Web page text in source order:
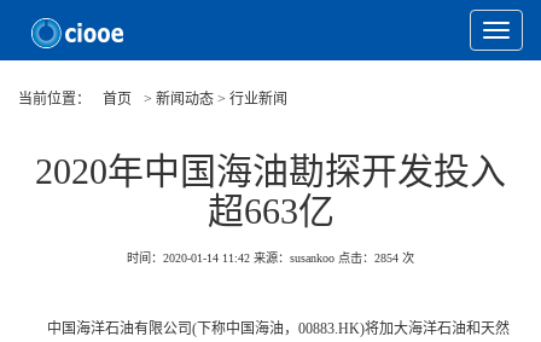
Toggle
当前位置：
首页 > 新闻动态 > 行业新闻
2020年中国海油勘探开发投入
超663亿
时间：2020-01-14 11:42 来源：susankoo 点击： 2854 次
中国海洋石油有限公司(下称中国海油，00883.HK)将加大海洋石油和天然